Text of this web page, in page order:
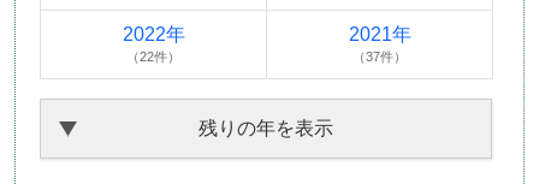
2022年
（22件）
2021年
（37件）
残りの年を表示